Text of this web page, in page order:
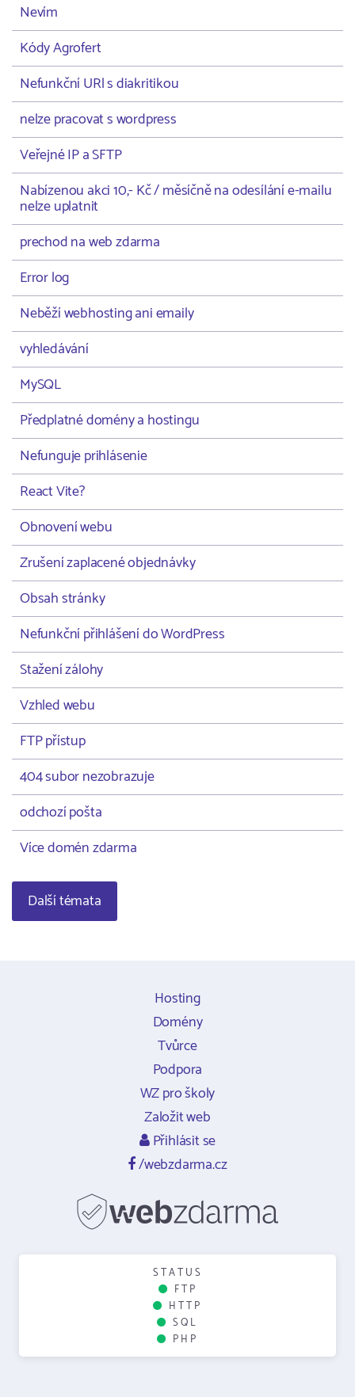
Nevím
Kódy Agrofert
Nefunkční URl s diakritikou
nelze pracovat s wordpress
Veřejné IP a SFTP
Nabízenou akci 10,- Kč / měsíčně na odesílání e-mailu
nelze uplatnit
prechod na web zdarma
Error log
Neběží webhosting ani emaily
vyhledávání
MySQL
Předplatné domény a hostingu
Nefunguje prihlásenie
React Vite?
Obnovení webu
Zrušení zaplacené objednávky
Obsah stránky
Nefunkční přihlášení do WordPress
Stažení zálohy
Vzhled webu
FTP přístup
404 subor nezobrazuje
odchozí pošta
Více domén zdarma
Další témata
Hosting
Domény
Tvůrce
Podpora
WZ pro školy
Založit web
Přihlásit se
/webzdarma.cz
STATUS
FTP
HTTP
SQL
PHP